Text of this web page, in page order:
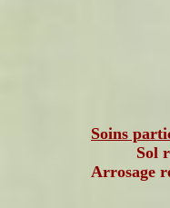
Soins
Sol
Arrosage